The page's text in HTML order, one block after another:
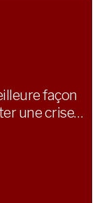
façon
une crise…